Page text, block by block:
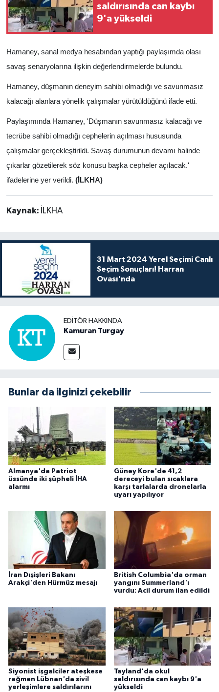
saldırısında can kaybı
9'a yükseldi
Hamaney, sanal medya hesabından yaptığı paylaşımda olası
savaş senaryolarına ilişkin değerlendirmelerde bulundu.
Hamaney, düşmanın deneyim sahibi olmadığı ve savunmasız
kalacağı alanlara yönelik çalışmalar yürütüldüğünü ifade etti.
Paylaşımında Hamaney, 'Düşmanın savunmasız kalacağı ve
tecrübe sahibi olmadığı cephelerin açılması hususunda
çalışmalar gerçekleştirildi. Savaş durumunun devamı halinde
çıkarlar gözetilerek söz konusu başka cepheler açılacak.'
ifadelerine yer verildi. (İLKHA)
Kaynak: İLKHA
31 Mart 2024 Yerel Seçimi Canlı
Seçim Sonuçları! Harran
Ovası'nda
EDITÖR HAKKINDA
Kamuran Turgay
Bunlar da ilginizi çekebilir
Almanya'da Patriot
üssünde iki şüpheli İHA
alarmı
Güney Kore'de 41,2
dereceyi bulan sıcaklara
karşı tarlalarda dronelarla
uyarı yapılıyor
İran Dışişleri Bakanı
Arakçi'den Hürmüz mesajı
British Columbia'da orman
yangını Summerland'ı
vurdu: Acil durum ilan edildi
Siyonist işgalciler ateşkese
rağmen Lübnan'da sivil
yerleşimlere saldırılarını
Tayland'da okul
saldırısında can kaybı 9'a
yükseldi